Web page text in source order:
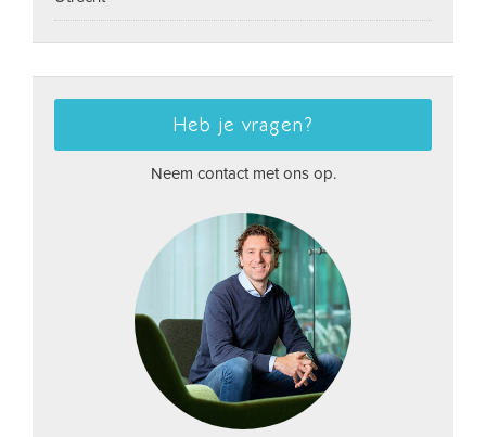
Heb je vragen?
Neem contact met ons op.